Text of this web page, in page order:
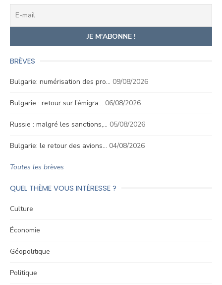
BRÈVES
Bulgarie: numérisation des pro… 09/08/2026
Bulgarie : retour sur l’émigra… 06/08/2026
Russie : malgré les sanctions,… 05/08/2026
Bulgarie: le retour des avions… 04/08/2026
Toutes les brèves
QUEL THÈME VOUS INTÉRESSE ?
Culture
Économie
Géopolitique
Politique